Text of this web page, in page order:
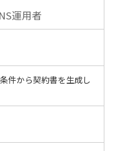
運用者
件から契約書を生成し